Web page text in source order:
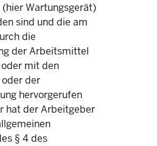
Wartungsgerät)
sind und die am
die
der Arbeitsmittel
mit den
der
hervorgerufen
hat der Arbeitgeber
§ 4 des